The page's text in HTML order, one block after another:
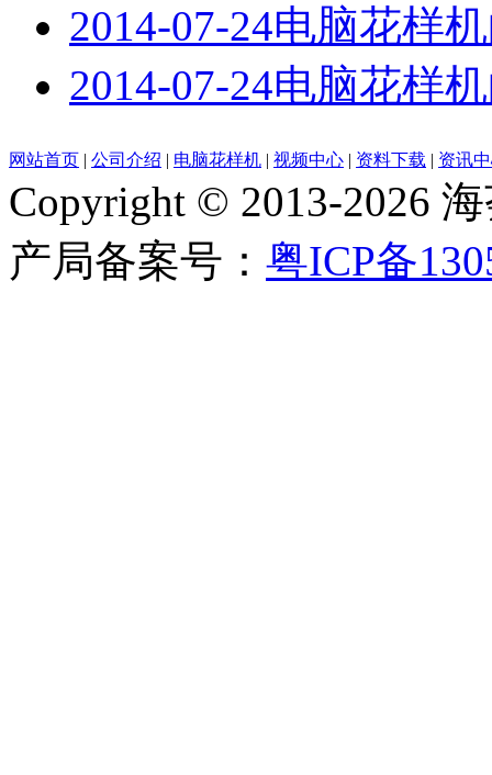
2014-07-24电脑花样
2014-07-24电脑花样
网站首页 | 公司介绍 | 电脑花样机 | 视频中心 | 资料下载 | 资讯
Copyright © 2013-2026
产局备案号： 粤ICP备